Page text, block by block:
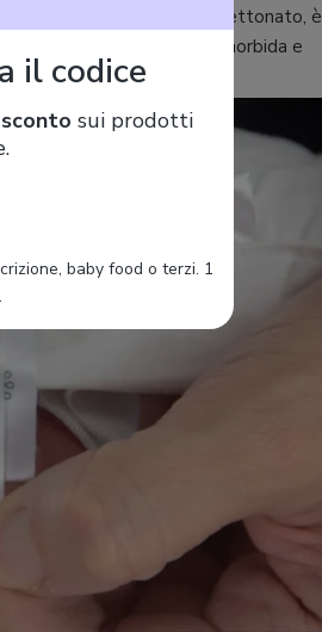
. Il rivestimento esterno, cassettonato, è
molto traspirante, molto morbida e
il codice
sui prodotti
baby food o terzi. 1